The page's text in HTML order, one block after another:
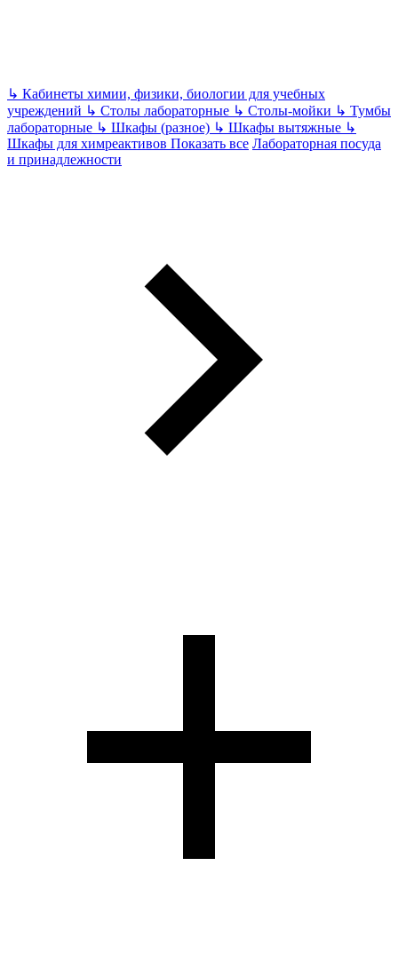
↳ Кабинеты химии, физики, биологии для учебных
учреждений ↳ Столы лабораторные ↳ Столы-мойки ↳ Тумбы
лабораторные ↳ Шкафы (разное) ↳ Шкафы вытяжные ↳
Шкафы для химреактивов Показать все Лабораторная посуда
и принадлежности